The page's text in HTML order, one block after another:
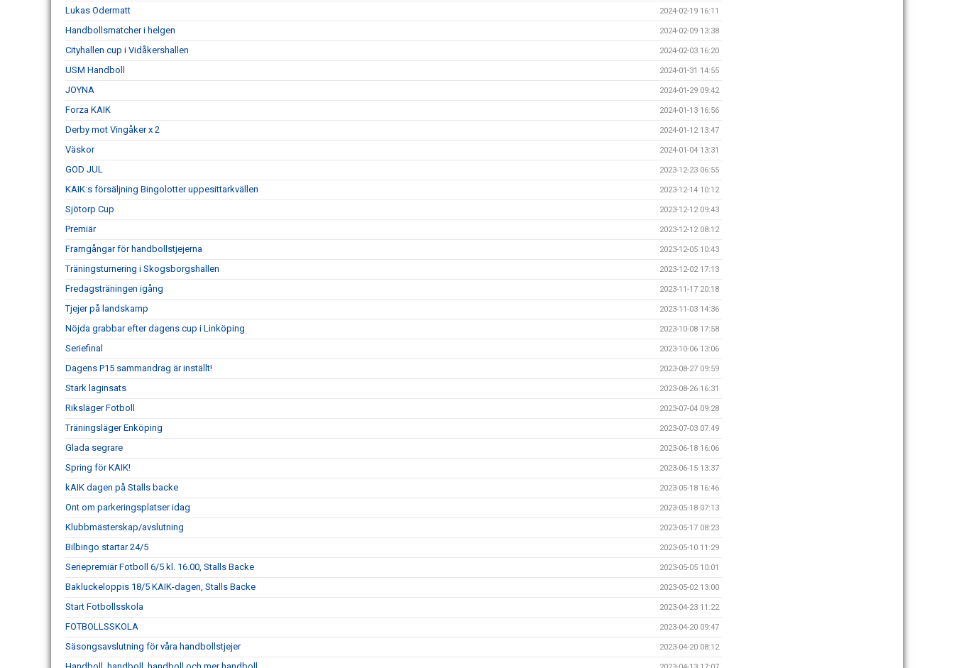
Lukas Odermatt 2024-02-19 16:11
Handbollsmatcher i helgen 2024-02-09 13:38
Cityhallen cup i Vidåkershallen 2024-02-03 16:20
USM Handboll 2024-01-31 14:55
JOYNA 2024-01-29 09:42
Forza KAIK 2024-01-13 16:56
Derby mot Vingåker x 2 2024-01-12 13:47
Väskor 2024-01-04 13:31
GOD JUL 2023-12-23 06:55
KAIK:s försäljning Bingolotter uppesittarkvällen 2023-12-14 10:12
Sjötorp Cup 2023-12-12 09:43
Premiär 2023-12-12 08:12
Framgångar för handbollstjejerna 2023-12-05 10:43
Träningsturnering i Skogsborgshallen 2023-12-02 17:13
Fredagsträningen igång 2023-11-17 20:18
Tjejer på landskamp 2023-11-03 14:36
Nöjda grabbar efter dagens cup i Linköping 2023-10-08 17:58
Seriefinal 2023-10-06 13:06
Dagens P15 sammandrag är inställt! 2023-08-27 09:59
Stark laginsats 2023-08-26 16:31
Riksläger Fotboll 2023-07-04 09:28
Träningsläger Enköping 2023-07-03 07:49
Glada segrare 2023-06-18 16:06
Spring för KAIK! 2023-06-15 13:37
kAIK dagen på Stalls backe 2023-05-18 16:46
Ont om parkeringsplatser idag 2023-05-18 07:13
Klubbmästerskap/avslutning 2023-05-17 08:23
Bilbingo startar 24/5 2023-05-10 11:29
Seriepremiär Fotboll 6/5 kl. 16.00, Stalls Backe 2023-05-05 10:01
Bakluckeloppis 18/5 KAIK-dagen, Stalls Backe 2023-05-02 13:00
Start Fotbollsskola 2023-04-23 11:22
FOTBOLLSSKOLA 2023-04-20 09:47
Säsongsavslutning för våra handbollstjejer 2023-04-20 08:12